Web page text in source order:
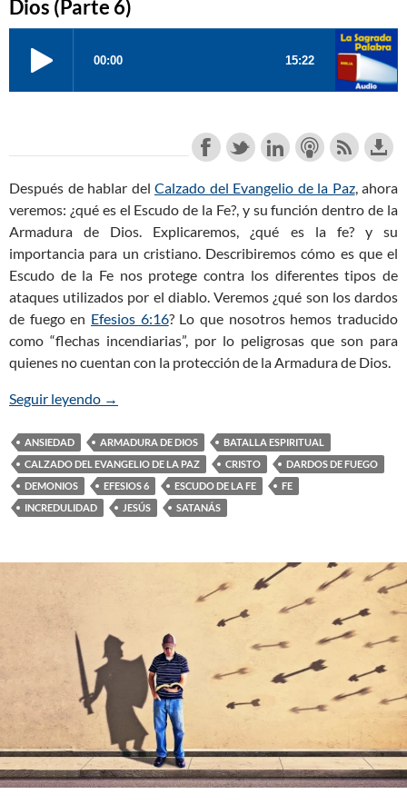
Dios (Parte 6)
Después de hablar del Calzado del Evangelio de la Paz, ahora
veremos: ¿qué es el Escudo de la Fe?, y su función dentro de la
Armadura de Dios. Explicaremos, ¿qué es la fe? y su
importancia para un cristiano. Describiremos cómo es que el
Escudo de la Fe nos protege contra los diferentes tipos de
ataques utilizados por el diablo. Veremos ¿qué son los dardos
de fuego en Efesios 6:16? Lo que nosotros hemos traducido
como “flechas incendiarias”, por lo peligrosas que son para
quienes no cuentan con la protección de la Armadura de Dios.
Seguir leyendo El Escudo de la Fe de la Armadura de Dios (Parte
→
ANSIEDAD ARMADURA DE DIOS
BATALLA ESPIRITUAL
CALZADO DEL EVANGELIO DE LA PAZ
CRISTO
DARDOS DE FUEGO
DEMONIOS
EFESIOS 6 ESCUDO DE LA FE
FE
INCREDULIDAD
JESÚS SATANÁS